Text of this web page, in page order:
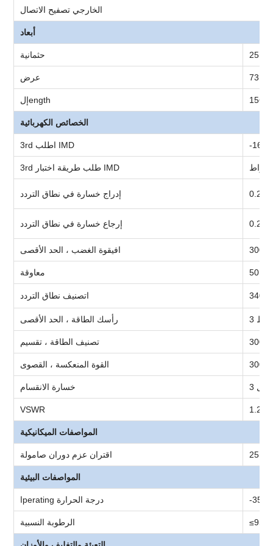
الخارجي تصفيح الاتصال
أبعاد
حثمانية 25
عرض 73
إلength 156
الخصائص الكهربائية
3rd اطلب IMD -163
3rd طلب طريقة اختبار IMD
إدراج خسارة في نطاق التردد
إرجاع خسارة في نطاق التردد
افيقوة الغضب ، الحد الأقصى 300
معاوقة 50
اتصنيف نطاق التردد
رأسك الطاقة ، الحد الأقصى 3
تصنيف الطاقة ، تقسيم
القوة المنعكسة ، القصوى
خسارة الانقسام
VSWR 1.2
المواصفات الميكانيكية
اقتران عزم دوران صامولة
المواصفات البيئية
ا perating درجة الحرارة -35
الرطوبة النسبية ≤95٪